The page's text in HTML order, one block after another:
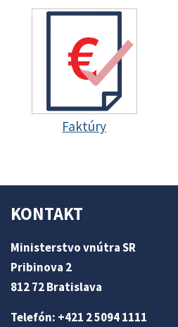
Faktúry
KONTAKT
Ministerstvo vnútra SR
Pribinova 2
812 72 Bratislava
Telefón: +421 2 5094 1111